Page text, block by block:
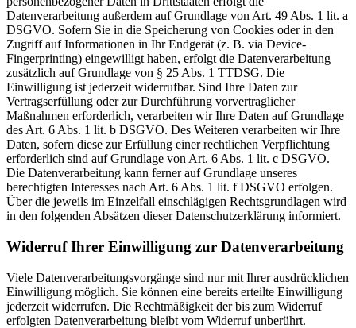
Datenverarbeitung außerdem auf Grundlage von Art. 49 Abs. 1 lit. a
DSGVO. Sofern Sie in die Speicherung von Cookies oder in den
Zugriff auf Informationen in Ihr Endgerät (z. B. via Device-
Fingerprinting) eingewilligt haben, erfolgt die Datenverarbeitung
zusätzlich auf Grundlage von § 25 Abs. 1 TTDSG. Die
Einwilligung ist jederzeit widerrufbar. Sind Ihre Daten zur
Vertragserfüllung oder zur Durchführung vorvertraglicher
Maßnahmen erforderlich, verarbeiten wir Ihre Daten auf Grundlage
des Art. 6 Abs. 1 lit. b DSGVO. Des Weiteren verarbeiten wir Ihre
Daten, sofern diese zur Erfüllung einer rechtlichen Verpflichtung
erforderlich sind auf Grundlage von Art. 6 Abs. 1 lit. c DSGVO.
Die Datenverarbeitung kann ferner auf Grundlage unseres
berechtigten Interesses nach Art. 6 Abs. 1 lit. f DSGVO erfolgen.
Über die jeweils im Einzelfall einschlägigen Rechtsgrundlagen wird
in den folgenden Absätzen dieser Datenschutzerklärung informiert.
Widerruf Ihrer Einwilligung zur Datenverarbeitung
Viele Datenverarbeitungsvorgänge sind nur mit Ihrer ausdrücklichen
Einwilligung möglich. Sie können eine bereits erteilte Einwilligung
jederzeit widerrufen. Die Rechtmäßigkeit der bis zum Widerruf
erfolgten Datenverarbeitung bleibt vom Widerruf unberührt.